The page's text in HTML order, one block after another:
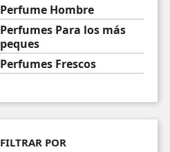
Perfume Hombre
Perfumes Para los más
peques
Perfumes Frescos
FILTRAR POR